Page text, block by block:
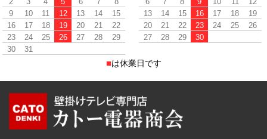
9
10 11 12 13 14
15
16
17 18 19 20 21
22
23
24 25 26 27 28
29
30
31
13
14 15 16 17 18
19
20
21 22 23 24 25
26
27
28 29 30
■は休業日です